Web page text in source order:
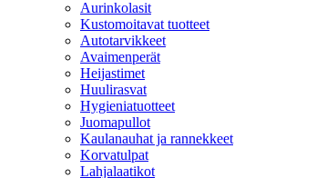
Aurinkolasit
Kustomoitavat tuotteet
Autotarvikkeet
Avaimenperät
Heijastimet
Huulirasvat
Hygieniatuotteet
Juomapullot
Kaulanauhat ja rannekkeet
Korvatulpat
Lahjalaatikot